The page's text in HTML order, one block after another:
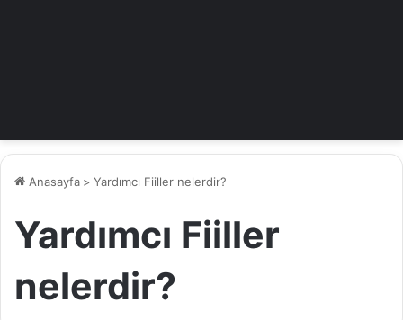
Anasayfa > Yardımcı Fiiller nelerdir?
Yardımcı Fiiller
nelerdir?